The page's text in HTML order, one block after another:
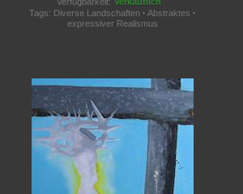
Tags: Diverse Landschaften · Abstraktes ·
expressiver Realismus